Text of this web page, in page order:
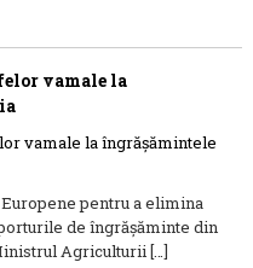
vamale la
pentru a elimina
de îngrășăminte din
Agriculturii […]